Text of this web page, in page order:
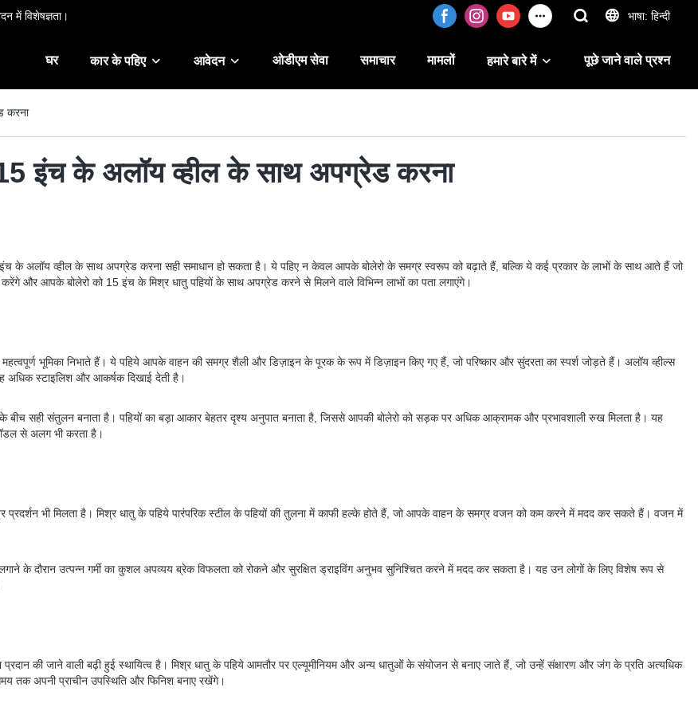
में विशेषज्ञता। भाषा: हिन्दी
घर कार के पहिए आवेदन ओडीएम सेवा समाचार मामलों हमारे बारे में पूछे जाने वाले प्रश्न
करना
15 इंच के अलॉय व्हील के साथ अपग्रेड करना
के अलॉय व्हील के साथ अपग्रेड करना सही समाधान हो सकता है। ये पहिए न केवल आपके बोलेरो के समग्र स्वरूप को बढ़ाते हैं, बल्कि ये कई प्रकार के लाभों के साथ आते हैं जो
और आपके बोलेरो को 15 इंच के मिश्र धातु पहियों के साथ अपग्रेड करने से मिलने वाले विभिन्न लाभों का पता लगाएंगे।
भूमिका निभाते हैं। ये पहिये आपके वाहन की समग्र शैली और डिज़ाइन के पूरक के रूप में डिज़ाइन किए गए हैं, जो परिष्कार और सुंदरता का स्पर्श जोड़ते हैं। अलॉय व्हील्स
स्टाइलिश और आकर्षक दिखाई देती है।
के बीच सही संतुलन बनाता है। पहियों का बड़ा आकार बेहतर दृश्य अनुपात बनाता है, जिससे आपकी बोलेरो को सड़क पर अधिक आक्रामक और प्रभावशाली रुख मिलता है। यह
से अलग भी करता है।
भी मिलता है। मिश्र धातु के पहिये पारंपरिक स्टील के पहियों की तुलना में काफी हल्के होते हैं, जो आपके वाहन के समग्र वजन को कम करने में मदद कर सकते हैं। वजन में
के दौरान उत्पन्न गर्मी का कुशल अपव्यय ब्रेक विफलता को रोकने और सुरक्षित ड्राइविंग अनुभव सुनिश्चित करने में मदद कर सकता है। यह उन लोगों के लिए विशेष रूप से
की जाने वाली बढ़ी हुई स्थायित्व है। मिश्र धातु के पहिये आमतौर पर एल्यूमीनियम और अन्य धातुओं के संयोजन से बनाए जाते हैं, जो उन्हें संक्षारण और जंग के प्रति अत्यधिक
तक अपनी प्राचीन उपस्थिति और फिनिश बनाए रखेंगे।